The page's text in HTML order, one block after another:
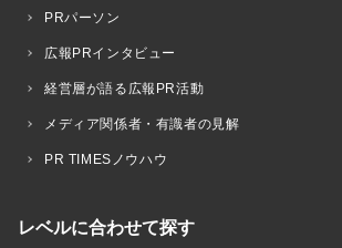
PRパーソン
広報PRインタビュー
経営層が語る広報PR活動
メディア関係者・有識者の見解
PR TIMESノウハウ
レベルに合わせて探す